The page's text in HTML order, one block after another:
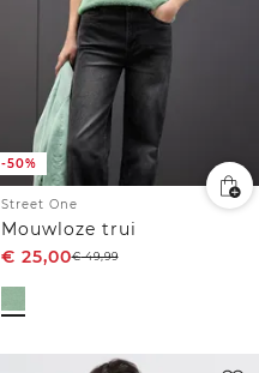
-50%
Street One
Mouwloze trui
€ 25,00€49,99